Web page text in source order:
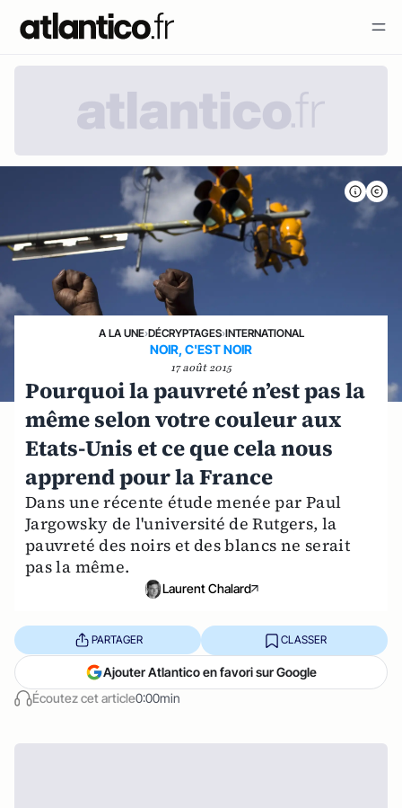
A LA UNE›DÉCRYPTAGES›INTERNATIONAL
NOIR, C'EST NOIR
17 août 2015
Pourquoi la pauvreté n’est pas la
même selon votre couleur aux
Etats-Unis et ce que cela nous
apprend pour la France
Dans une récente étude menée par Paul
Jargowsky de l'université de Rutgers, la
pauvreté des noirs et des blancs ne serait
pas la même.
Laurent Chalard
Écoutez cet article0:00min
PARTAGER CLASSER
Ajouter Atlantico en favori sur Google